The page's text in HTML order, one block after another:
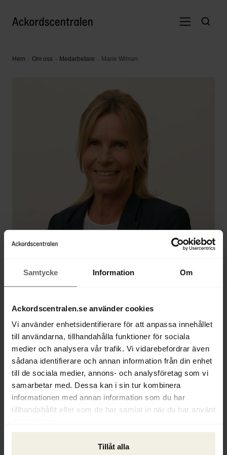
Samtycke Information Om
Ackordscentralen.se använder cookies
Vi använder enhetsidentifierare för att anpassa innehållet
till användarna, tillhandahålla funktioner för sociala
medier och analysera vår trafik. Vi vidarebefordrar även
sådana identifierare och annan information från din enhet
till de sociala medier, annons- och analysföretag som vi
samarbetar med. Dessa kan i sin tur kombinera
informationen med annan information som du har
tillhandahållit eller som de har samlat in när du har använt
Tillåt alla
Hem Om oss Medarbetare Marie Wiman
Marie Wiman
Assistent
+46 8 670 44 00